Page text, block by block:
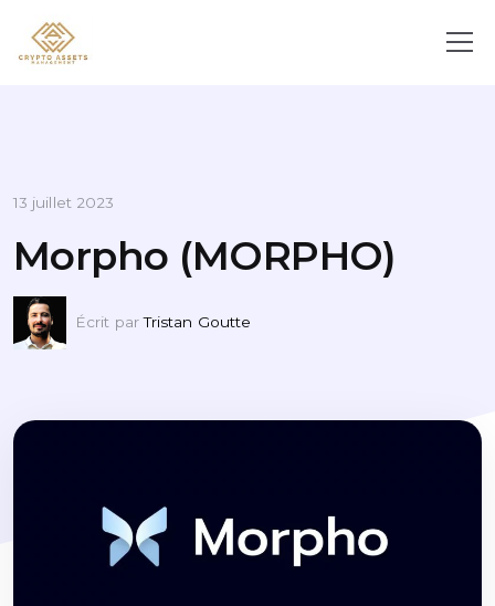
13 juillet 2023
Morpho (MORPHO)
Écrit parTristan Goutte